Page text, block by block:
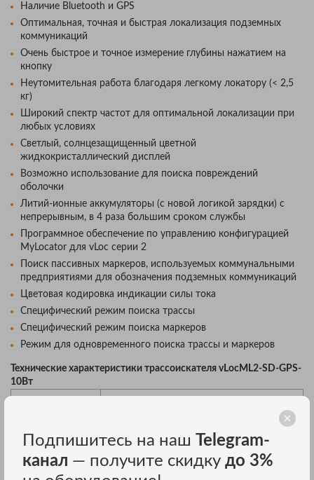
Наличие Bluetooth и GPS
Оптимальная, точная и быстрая локализация подземных
коммуникаций
Очень быстрое и точное измерение глубины нажатием на
кнопку
Неутомительная работа благодаря легкому локатору (< 2,5
кг)
Широкий спектр частот для оптимальной локализации при
любых условиях
Светлый, солнцезащищенный цветной
жидкокристаллический дисплей
Возможно использование для поиска повреждений
оболочки
Литий-ионные аккумуляторы (с новой логикой зарядки) с
непрерывным, в 4 раза большим сроком службы
Программное обеспечение по управлению конфигурацией
MyLocator для vLoc серии 2
Поиск пассивных маркеров, используемых коммунальными
предприятиями для обозначения подземных коммуникаций
Цветовая кодировка индикации силы тока
Специфический режим поиска трассы
Специфический режим поиска маркеров
Режим для одновременного поиска трассы и маркеров
Технические характеристики трассоискателя vLocML2-SD-GPS-
10Вт
Диапазон частот:
Энергетика
50 Гц до 250 Гц
Подпишитесь на наш Telegram-
канал — получите скидку до 3%